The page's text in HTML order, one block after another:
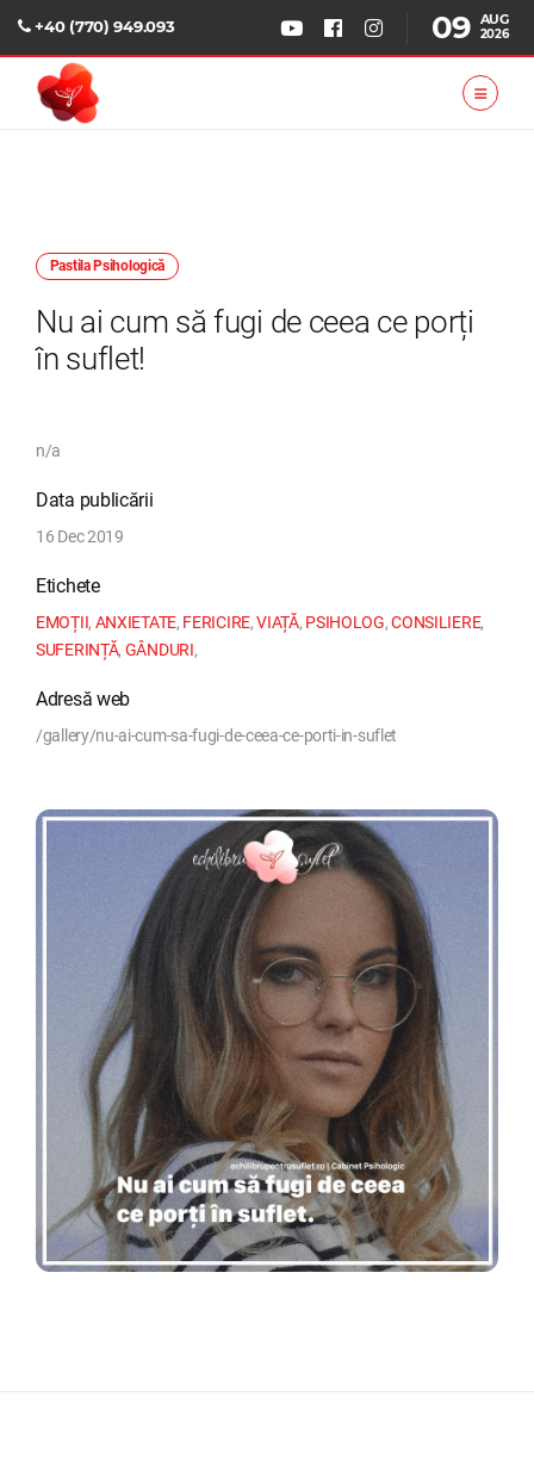
+40 (770) 949.093 09 AUG
2026
Pastila Psihologică
Nu ai cum să fugi de ceea ce porți
în suflet!
n/a
Data publicării
16 Dec 2019
Etichete
EMOȚII, ANXIETATE, FERICIRE,VIAȚĂ, PSIHOLOG,CONSILIERE,
SUFERINȚĂ, GÂNDURI,
Adresă web
/gallery/nu-ai-cum-sa-fugi-de-ceea-ce-porti-in-suflet